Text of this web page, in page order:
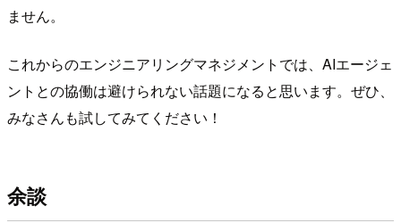
ません。
これからのエンジニアリングマネジメントでは、AIエージェ
ントとの協働は避けられない話題になると思います。ぜひ、
みなさんも試してみてください！
余談